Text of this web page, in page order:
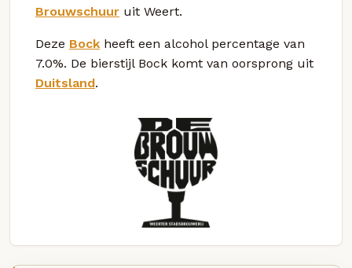
Brouwschuur uit Weert.
Deze Bock heeft een alcohol percentage van
7.0%. De bierstijl Bock komt van oorsprong uit
Duitsland.